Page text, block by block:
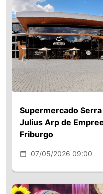
Supermercado
Julius Arp de
Friburgo
07/05/2026 09:00